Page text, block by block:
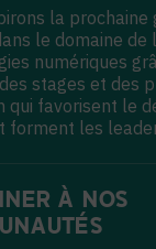
la prochaine
le domaine de
numériques
des stages et des
qui favorisent le
forment les
À NOS